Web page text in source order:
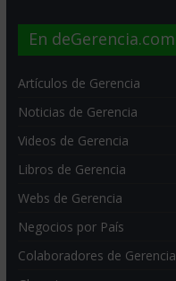
En deGerencia.com
Artículos de Gerencia
Noticias de Gerencia
Videos de Gerencia
Libros de Gerencia
Webs de Gerencia
Negocios por País
Colaboradores de Gerencia